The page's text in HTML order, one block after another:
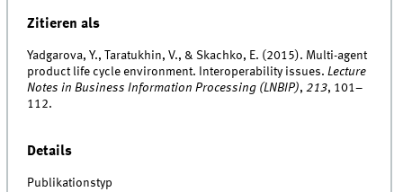
Zitieren als
Yadgarova, Y., Taratukhin, V., & Skachko, E. (2015). Multi-agent
product life cycle environment. Interoperability issues.Lecture
Notes in Business Information Processing (LNBIP),213, 101–
112.
Details
Publikationstyp